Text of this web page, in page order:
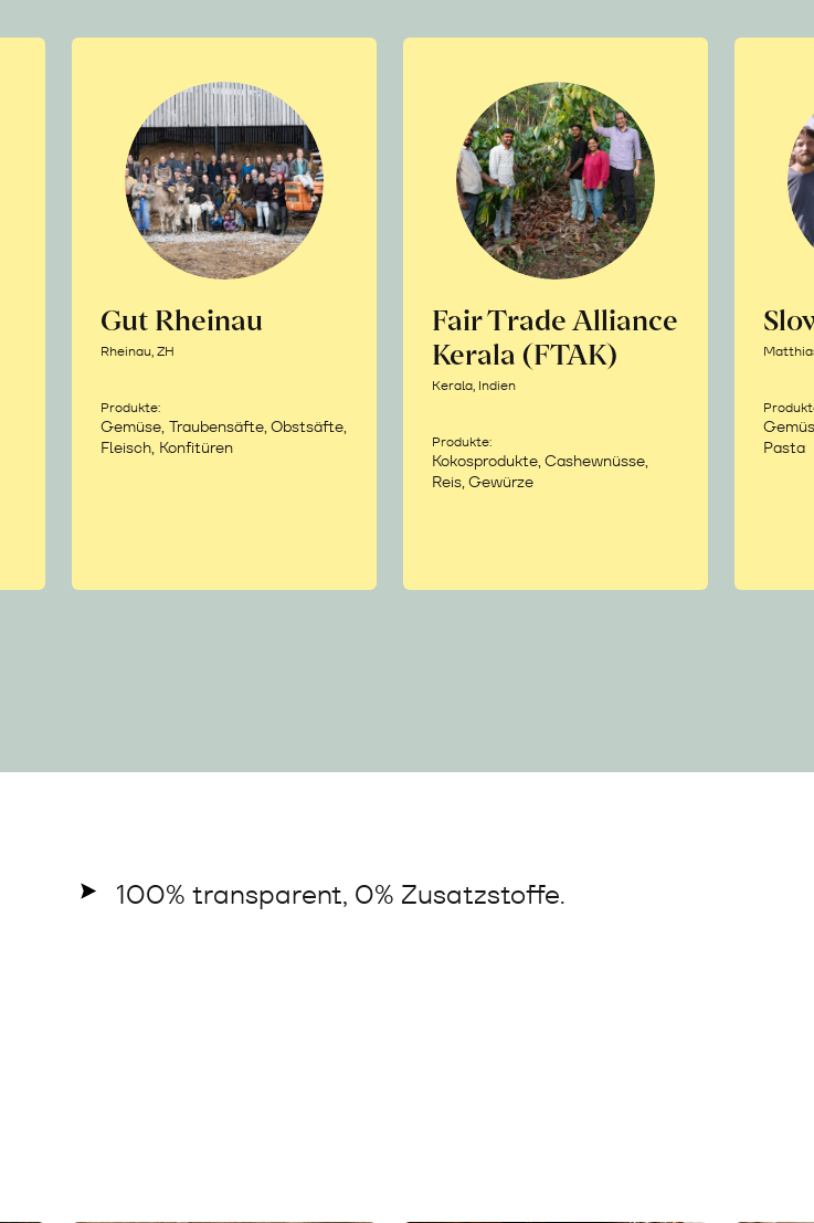
Gut Rheinau
Rheinau, ZH
Produkte:
Gemüse, Traubensäfte, Obstsäfte,
Fleisch, Konfitüren
Fair Trade Alliance
Kerala (FTAK)
Kerala, Indien
Produkte:
Kokosprodukte, Cashewnüsse,
Reis, Gewürze
Pasta
100% transparent, 0% Zusatzstoffe.